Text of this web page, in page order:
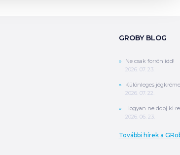
GROBY BLOG
Ne csak forrón idd!
2026. 07. 23.
Különleges
2026. 07. 22.
Hogyan ne dobj ki
2026. 06. 23.
További hírek a